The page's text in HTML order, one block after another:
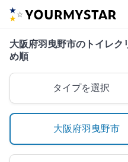
大阪府羽曳野市のトイレク
め順
タイプを選択
大阪府羽曳野市